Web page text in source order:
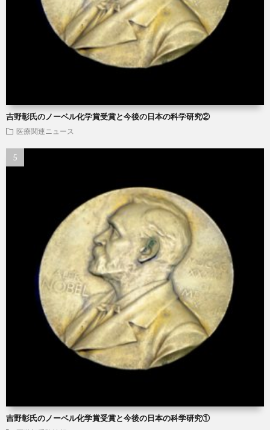
吉野彰氏のノーベル化学賞受賞と今後の日本の科学研究②
医療関連ニュース
吉野彰氏のノーベル化学賞受賞と今後の日本の科学研究①